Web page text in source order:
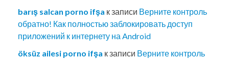
barış salcan porno ifşa к записи Верните контроль
обратно! Как полностью заблокировать доступ
приложений к интернету на Android
öksüz ailesi porno ifşa к записи Верните контроль